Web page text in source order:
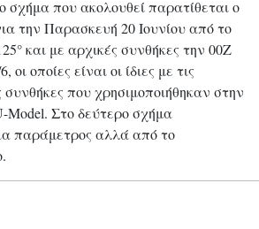
που ακολουθεί παρατίθεται ο
την Παρασκευή 20 Ιουνίου από το
και με αρχικές συνθήκες την 00Ζ
οποίες είναι οι ίδιες με τις
συνθήκες που χρησιμοποιήθηκαν στην
Model. Στο δεύτερο σχήμα
παράμετρος αλλά από το